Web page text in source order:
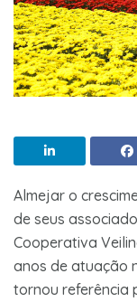
Almejar o
de seus
Cooperativa
anos de atuação
tornou referência